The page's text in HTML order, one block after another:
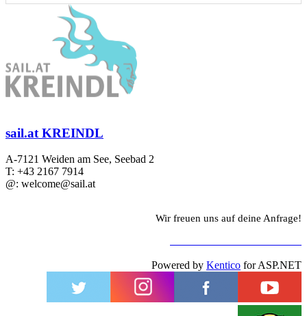
sail.at KREINDL
A-7121 Weiden am See, Seebad 2
T: +43 2167 7914
@: welcome@sail.at
Wir freuen uns auf deine Anfrage!
Powered by Kentico for ASP.NET